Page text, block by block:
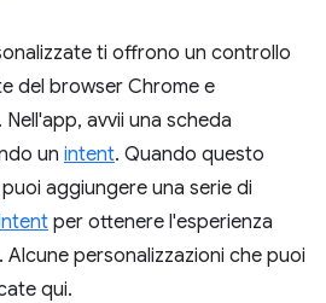
ti offrono un controllo
del browser Chrome e
avvii una scheda
un intent. Quando questo
aggiungere una serie di
per ottenere l'esperienza
personalizzazioni che puoi
qui.